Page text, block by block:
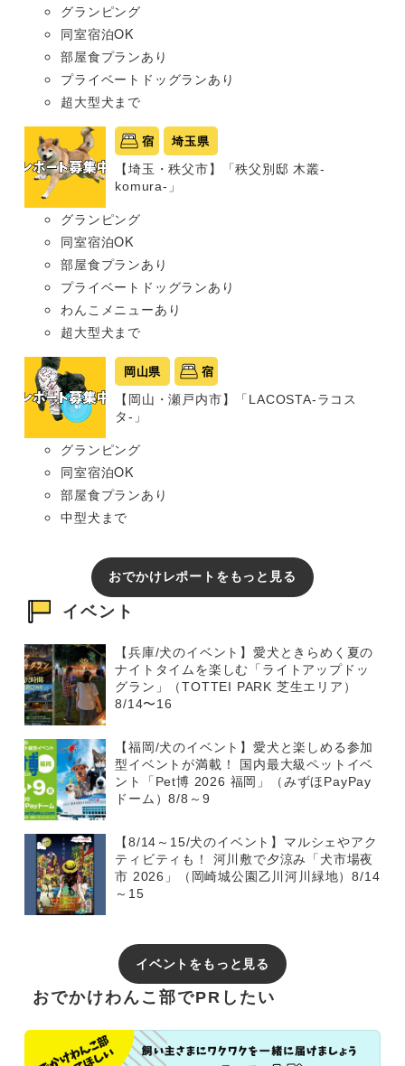
グランピング
同室宿泊OK
部屋食プランあり
プライベートドッグランあり
超大型犬まで
宿 埼玉県
【埼玉・秩父市】「秩父別邸 木叢-
komura-」
グランピング
同室宿泊OK
部屋食プランあり
プライベートドッグランあり
わんこメニューあり
超大型犬まで
岡山県 宿
【岡山・瀬戸内市】「LACOSTA-ラコス
タ-」
グランピング
同室宿泊OK
部屋食プランあり
中型犬まで
おでかけレポートをもっと見る
イベント
【兵庫/犬のイベント】愛犬ときらめく夏の
ナイトタイムを楽しむ「ライトアップドッ
グラン」（TOTTEI PARK 芝生エリア）
8/14〜16
【福岡/犬のイベント】愛犬と楽しめる参加
型イベントが満載！ 国内最大級ペットイベ
ント「Pet博 2026 福岡」（みずほPayPay
ドーム）8/8～9
【8/14～15/犬のイベント】マルシェやアク
ティビティも！ 河川敷で夕涼み「犬市場夜
市 2026」（岡崎城公園乙川河川緑地）8/14
～15
イベントをもっと見る
おでかけわんこ部でPRしたい